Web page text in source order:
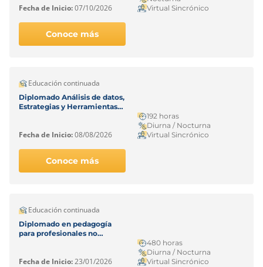
Fecha de Inicio:07/10/2026
Virtual Sincrónico
Conoce más
Educación continuada
Diplomado Análisis de datos,
Estrategias y Herramientas
Fecha de Inicio:08/08/2026
192 horas
Diurna / Nocturna
Virtual Sincrónico
Conoce más
Educación continuada
Diplomado en pedagogía
para profesionales no
Fecha de Inicio:23/01/2026
480 horas
Diurna / Nocturna
Virtual Sincrónico